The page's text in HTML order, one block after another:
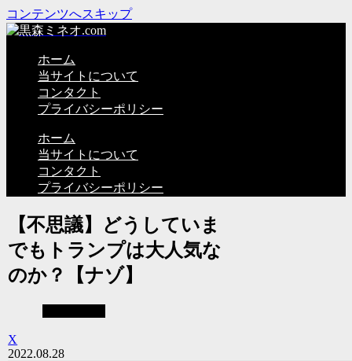
コンテンツへスキップ
ホーム
当サイトについて
コンタクト
プライバシーポリシー
ホーム
当サイトについて
コンタクト
プライバシーポリシー
【不思議】どうしていま
でもトランプは大人気な
のか？【ナゾ】
X
2022.08.28